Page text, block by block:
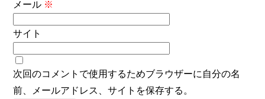
メール ※
サイト
次回のコメントで使用するためブラウザーに自分の名
前、メールアドレス、サイトを保存する。